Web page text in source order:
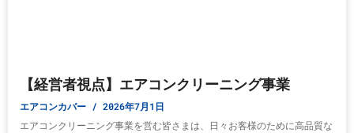
【経営者視点】エアコンクリーニング事業
エアコンカバー 2026年7月1日
エアコンクリーニング事業を営む皆さまは、日々お客様のために高品質な